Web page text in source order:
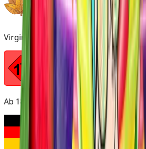
Virginia
Ab 18